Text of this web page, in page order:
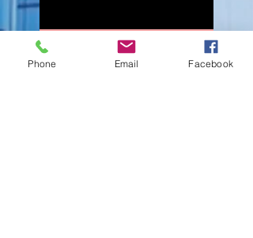
Le tome 4 du Bureau des
Phone Email Facebook